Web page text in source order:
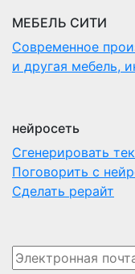
МЕБЕЛЬ СИТИ
Современное
и другая мебель,
нейросеть
Сгенерировать
Поговорить с
Сделать рерайт